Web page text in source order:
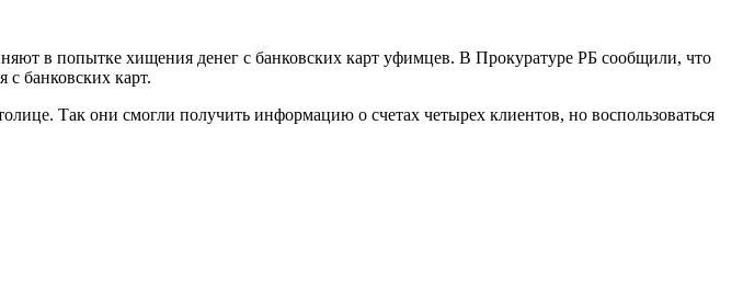
в попытке хищения денег с банковских карт уфимцев. В Прокуратуре РБ сообщили, что
банковских карт.
Так они смогли получить информацию о счетах четырех клиентов, но воспользоваться